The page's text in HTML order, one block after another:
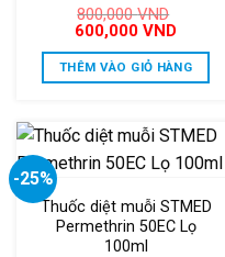
800,000VND
Giá
là:
800,000 VND.
600,000 VNDGiá
tại
là:
THÊM VÀO GIỎ HÀNG
-25%
Thuốc diệt muỗi STMED
Permethrin 50EC Lọ
100ml